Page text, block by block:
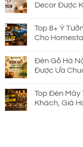
Decor Được
Top 8+ Ý
Cho
Đèn Gỗ Hà
Được Ưa
Top Đèn Mây
Khách, Giá